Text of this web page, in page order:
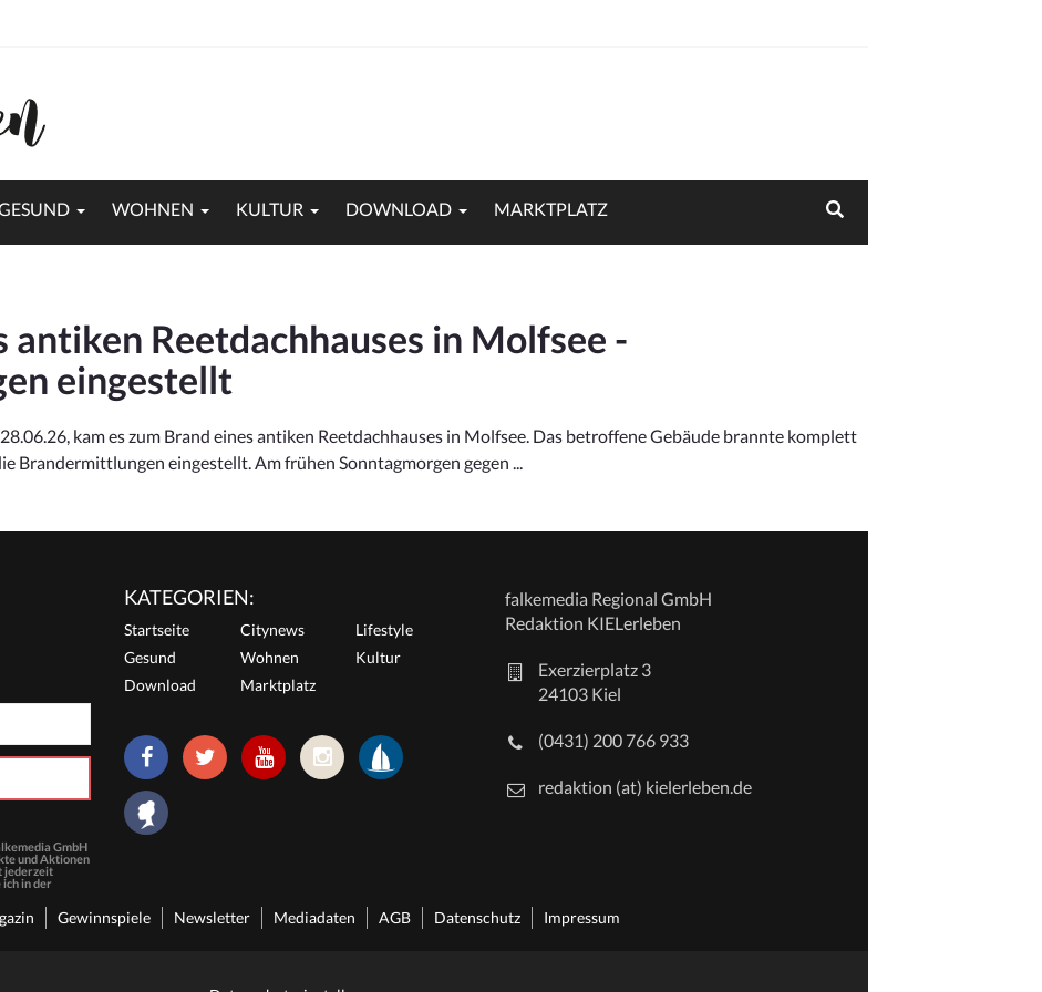
WOHNEN KULTUR DOWNLOAD MARKTPLATZ
antiken Reetdachhauses in Molfsee -
eingestellt
kam es zum Brand eines antiken Reetdachhauses in Molfsee. Das betroffene Gebäude brannte komplett
Brandermittlungen eingestellt. Am frühen Sonntagmorgen gegen ...
GmbH
und Aktionen
jederzeit
in der
KATEGORIEN:
Startseite Citynews
Lifestyle
Gesund
Wohnen
Kultur
Download
Marktplatz
falkemedia Regional GmbH
Redaktion KIELerleben
Exerzierplatz 3
24103 Kiel
(0431) 200 766 933
redaktion (at) kielerleben.de
Gewinnspiele Newsletter Mediadaten AGB Datenschutz Impressum